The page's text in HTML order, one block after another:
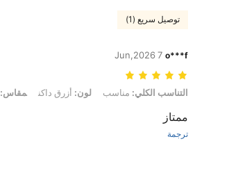
توصيل سريع (1)
o***f
7 Jun,2026
التناسب الكلي: مناسب, لون: أزرق داكن, مقاس: 3XL
التناسب الكلي: مناسب لون: أزرق داكن مقاس:
ممتاز
ترجمة